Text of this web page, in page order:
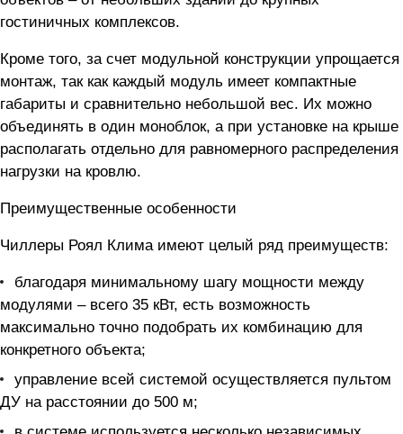
гостиничных комплексов.
Кроме того, за счет модульной конструкции упрощается
монтаж, так как каждый модуль имеет компактные
габариты и сравнительно небольшой вес. Их можно
объединять в один моноблок, а при установке на крыше
располагать отдельно для равномерного распределения
нагрузки на кровлю.
Преимущественные особенности
Чиллеры Роял Клима имеют целый ряд преимуществ:
благодаря минимальному шагу мощности между
модулями – всего 35 кВт, есть возможность
максимально точно подобрать их комбинацию для
конкретного объекта;
управление всей системой осуществляется пультом
ДУ на расстоянии до 500 м;